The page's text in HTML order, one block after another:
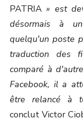
PATRIA» est
désormais à
quelqu'un poste
traduction des
comparé à
Facebook, il a
être relancé à
conclut Victor